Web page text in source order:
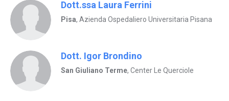
Dott.ssa Laura Ferrini
Pisa, Azienda Ospedaliero Universitaria Pisana
Dott. Igor Brondino
San Giuliano Terme, Center Le Querciole